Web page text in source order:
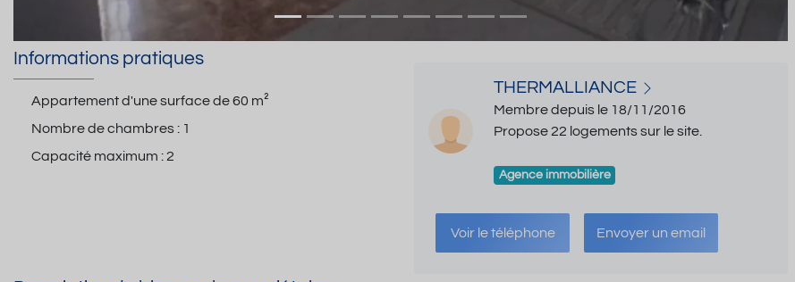
Informations pratiques
Appartement d'une surface de60 m²
Nombre de chambres : 1
Capacité maximum :2
THERMALLIANCE
Membre depuis le 18/11/2016
Propose 22 logements sur le site.
Agence immobilière
Voir le téléphone Envoyer un email